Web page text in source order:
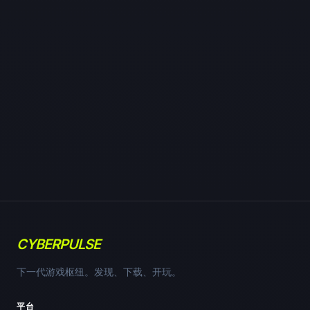
CYBERPULSE
下一代游戏枢纽。发现、下载、开玩。
平台